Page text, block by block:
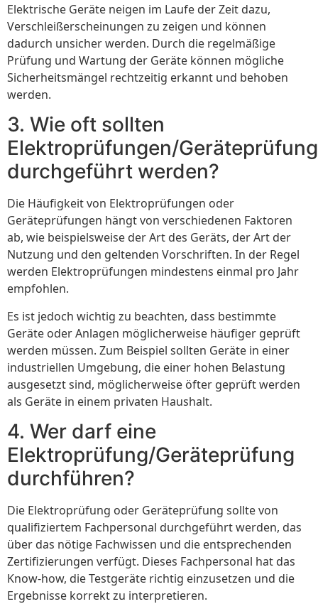
Elektrische Geräte neigen im Laufe der Zeit dazu,
Verschleißerscheinungen zu zeigen und können
dadurch unsicher werden. Durch die regelmäßige
Prüfung und Wartung der Geräte können mögliche
Sicherheitsmängel rechtzeitig erkannt und behoben
werden.
3. Wie oft sollten
Elektroprüfungen/
durchgeführt werden?
Die Häufigkeit von Elektroprüfungen oder
Geräteprüfungen hängt von verschiedenen Faktoren
ab, wie beispielsweise der Art des Geräts, der Art der
Nutzung und den geltenden Vorschriften. In der Regel
werden Elektroprüfungen mindestens einmal pro Jahr
empfohlen.
Es ist jedoch wichtig zu beachten, dass bestimmte
Geräte oder Anlagen möglicherweise häufiger geprüft
werden müssen. Zum Beispiel sollten Geräte in einer
industriellen Umgebung, die einer hohen Belastung
ausgesetzt sind, möglicherweise öfter geprüft werden
als Geräte in einem privaten Haushalt.
4. Wer darf eine
Elektroprüfung/Geräteprüfung
durchführen?
Die Elektroprüfung oder Geräteprüfung sollte von
qualifiziertem Fachpersonal durchgeführt werden, das
über das nötige Fachwissen und die entsprechenden
Zertifizierungen verfügt. Dieses Fachpersonal hat das
Know-how, die Testgeräte richtig einzusetzen und die
Ergebnisse korrekt zu interpretieren.